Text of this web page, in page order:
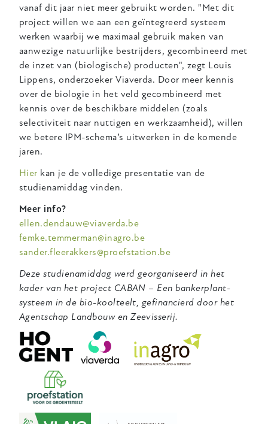
vanaf dit jaar niet meer gebruikt worden. "Met dit
project willen we aan een geïntegreerd systeem
werken waarbij we maximaal gebruik maken van
aanwezige natuurlijke bestrijders, gecombineerd met
de inzet van (biologische) producten", zegt Louis
Lippens, onderzoeker Viaverda. Door meer kennis
over de biologie in het veld gecombineerd met
kennis over de beschikbare middelen (zoals
selectiviteit naar nuttigen en werkzaamheid), willen
we betere IPM-schema’s uitwerken in de komende
jaren.
Hier kan je de volledige presentatie van de
studienamiddag vinden.
Meer info?
ellen.dendauw@viaverda.be
femke.temmerman@inagro.be
sander.fleerakkers@proefstation.be
Deze studienamiddag werd georganiseerd in het
kader van het project CABAN – Een bankerplant-
systeem in de bio-koolteelt, gefinancierd door het
Agentschap Landbouw en Zeevisserij.